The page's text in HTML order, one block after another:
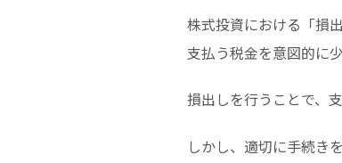
株式投資における「損
支払う税金を意図的に
損出しを行うことで、
しかし、適切に手続き